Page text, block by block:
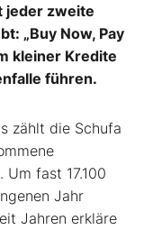
jeder zweite
„Buy Now, Pay
kleiner Kredite
führen.
zählt die Schufa
fast 17.100
Jahr
Jahren erkläre